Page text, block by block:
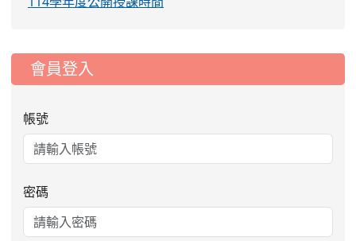
::: 會員登入
帳號
密碼